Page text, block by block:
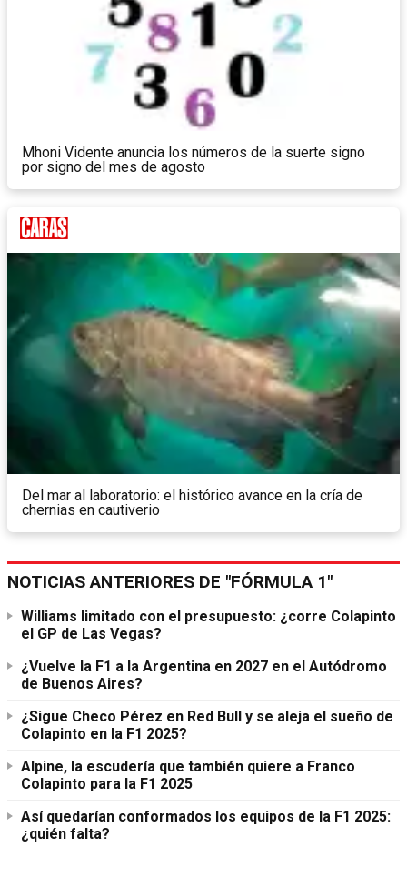
Mhoni Vidente anuncia los números de la suerte signo
por signo del mes de agosto
Del mar al laboratorio: el histórico avance en la cría de
chernias en cautiverio
NOTICIAS ANTERIORES DE "FÓRMULA 1"
Williams limitado con el presupuesto: ¿corre Colapinto
el GP de Las Vegas?
¿Vuelve la F1 a la Argentina en 2027 en el Autódromo
de Buenos Aires?
¿Sigue Checo Pérez en Red Bull y se aleja el sueño de
Colapinto en la F1 2025?
Alpine, la escudería que también quiere a Franco
Colapinto para la F1 2025
Así quedarían conformados los equipos de la F1 2025:
¿quién falta?